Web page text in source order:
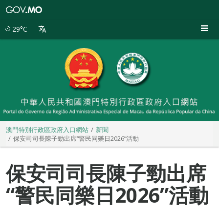
29°C
澳門特別行政區政府入口網站
新聞
保安司司長陳子勁出席“警民同樂日2026”活動
保安司司長陳子勁出席
“警民同樂日2026”活動